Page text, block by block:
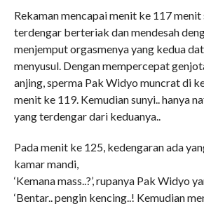
Rekaman mencapai menit ke 117
terdengar berteriak dan mendesah
menjemput orgasmenya yang kedua
menyusul. Dengan mempercepat
anjing, sperma Pak Widyo muncrat di
menit ke 119. Kemudian sunyi.. hanya
yang terdengar dari keduanya..
Pada menit ke 125, kedengaran ada
kamar mandi,
‘Kemana mass..?’, rupanya Pak Widyo
‘Bentar.. pengin kencing..! Kemudian